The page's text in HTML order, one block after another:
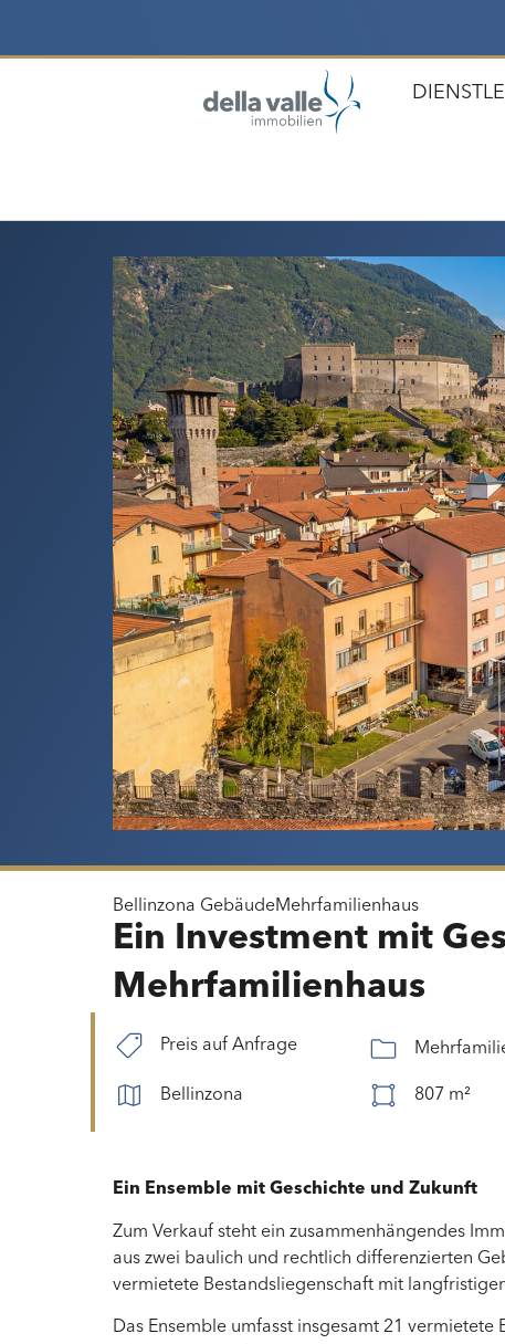
Bellinzona GebäudeMehrfamilienhaus
Ein Investment mit
Mehrfamilienhaus
Preis auf Anfrage
Bellinzona 807 m²
Ein Ensemble mit Geschichte und Zukunft
Zum Verkauf steht ein zusammenhängendes
aus zwei baulich und rechtlich differenzierten
vermietete Bestandsliegenschaft mit
Das Ensemble umfasst insgesamt 21